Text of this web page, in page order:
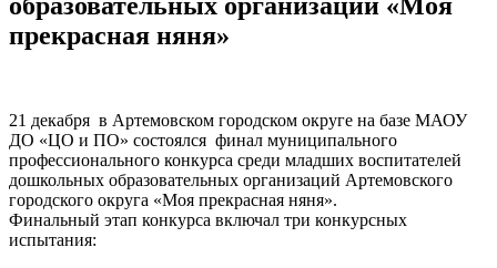
прекрасная няня»
21 декабря в Артемовском городском округе на базе МАОУ
ДО «ЦО и ПО» состоялся финал муниципального
профессионального конкурса среди младших воспитателей
дошкольных образовательных организаций Артемовского
городского округа «Моя прекрасная няня».
Финальный этап конкурса включал три конкурсных
испытания: